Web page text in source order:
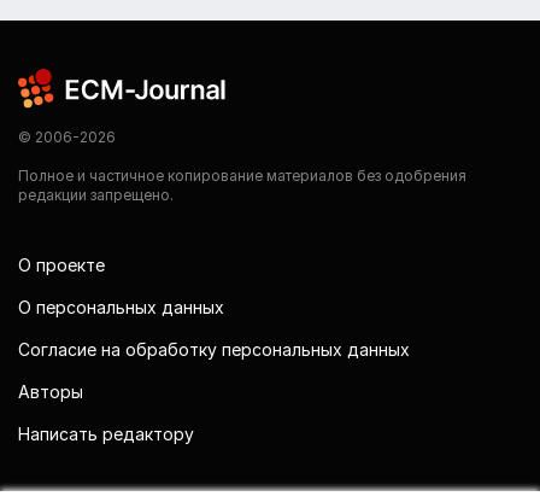
© 2006-2026
Полное и частичное копирование материалов без одобрения
редакции запрещено.
О проекте
О персональных данных
Согласие на обработку персональных данных
Авторы
Написать редактору